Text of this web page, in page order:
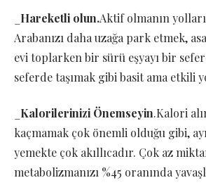
Hareketli olun.Aktif olmanın
Arabanızı daha uzağa park etmek,
evi toplarken bir sürü eşyayı bir
seferde taşımak gibi basit ama etkili
Kalorilerinizi Önemseyin.Kalori
kaçmamak çok önemli olduğu gibi,
yemekte çok akıllıcadır. Çok az
metabolizmanızı %45 oranında